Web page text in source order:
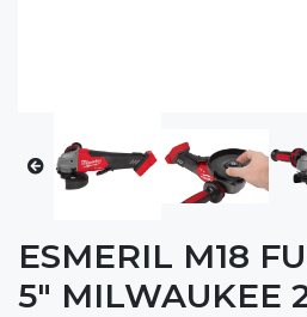
ESMERIL M18
5" MILWAUKEE